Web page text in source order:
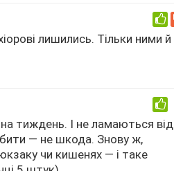
0
лишились. Тільки ними й
0
тиждень. І не ламаються від
— не шкода. Знову ж,
чи кишенях — і таке